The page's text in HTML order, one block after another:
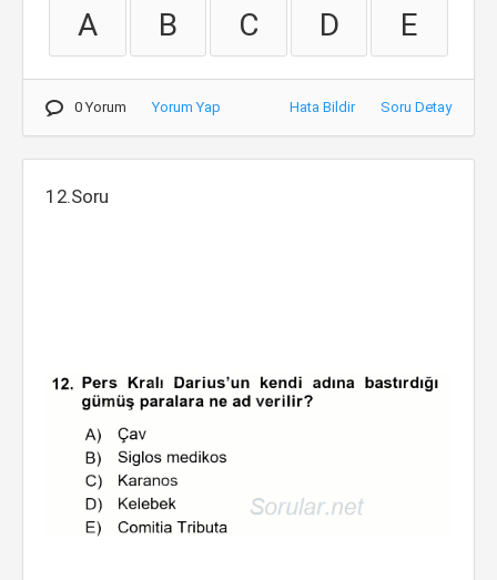
A B C D E
0 Yorum Yorum Yap Hata Bildir Soru Detay
12.Soru